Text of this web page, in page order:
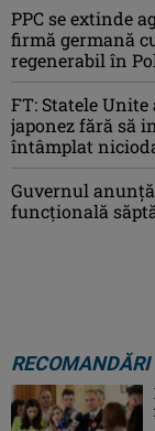
PPC se extinde
firmă germană
regenerabil în
FT: Statele
japonez fără să
întâmplat
Guvernul
funcţională
RECOMANDĂRI